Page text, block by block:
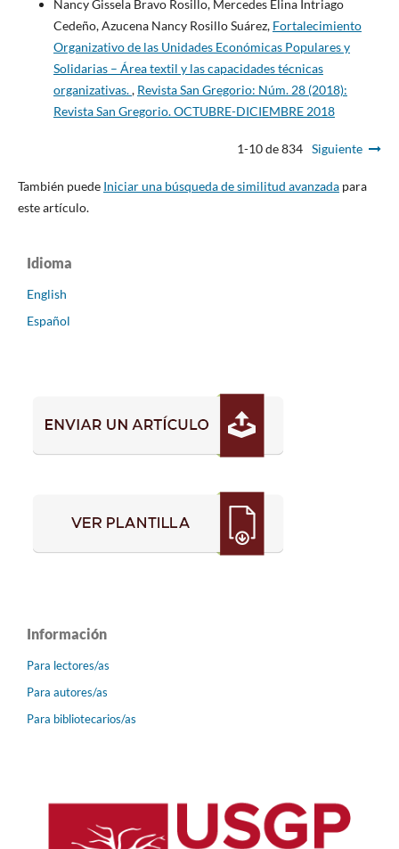
Nancy Gissela Bravo Rosillo, Mercedes Elina Intriago
Cedeño, Azucena Nancy Rosillo Suárez, Fortalecimiento
Organizativo de las Unidades Económicas Populares y
Solidarias – Área textil y las capacidades técnicas
organizativas., Revista San Gregorio: Núm. 28 (2018):
Revista San Gregorio. OCTUBRE-DICIEMBRE 2018
1-10 de 834 Siguiente
También puede Iniciar una búsqueda de similitud avanzadapara
este artículo.
Idioma
English
Español
Información
Para lectores/as
Para autores/as
Para bibliotecarios/as